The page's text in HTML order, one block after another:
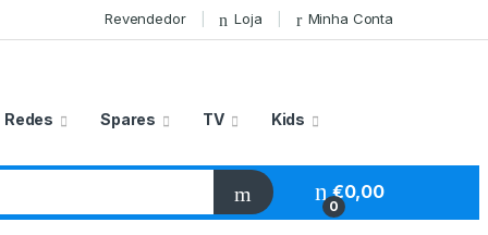
Revendedor Loja Minha Conta
Redes Spares TV Kids
0
€0,00